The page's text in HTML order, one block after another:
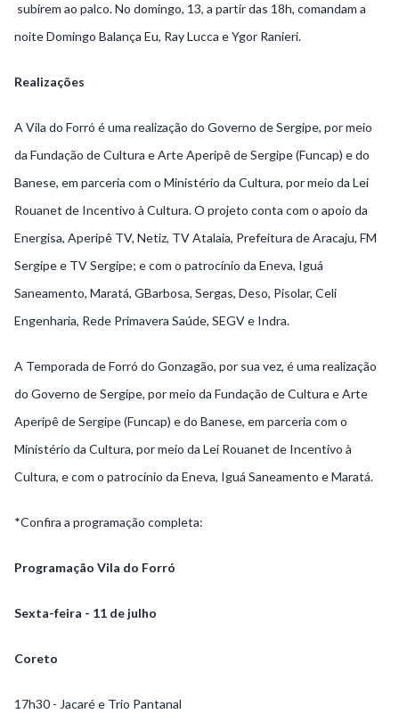
subirem ao palco. No domingo, 13, a partir das 18h, comandam a
noite Domingo Balança Eu, Ray Lucca e Ygor Ranieri.
Realizações
A Vila do Forró é uma realização do Governo de Sergipe, por meio
da Fundação de Cultura e Arte Aperipê de Sergipe (Funcap) e do
Banese, em parceria com o Ministério da Cultura, por meio da Lei
Rouanet de Incentivo à Cultura. O projeto conta com o apoio da
Energisa, Aperipê TV, Netiz, TV Atalaia, Prefeitura de Aracaju, FM
Sergipe e TV Sergipe; e com o patrocínio da Eneva, Iguá
Saneamento, Maratá, GBarbosa, Sergas, Deso, Pisolar, Celi
Engenharia, Rede Primavera Saúde, SEGV e Indra.
A Temporada de Forró do Gonzagão, por sua vez, é uma realização
do Governo de Sergipe, por meio da Fundação de Cultura e Arte
Aperipê de Sergipe (Funcap) e do Banese, em parceria com o
Ministério da Cultura, por meio da Lei Rouanet de Incentivo à
Cultura, e com o patrocínio da Eneva, Iguá Saneamento e Maratá.
*Confira a programação completa:
Programação Vila do Forró
Sexta-feira - 11 de julho
Coreto
17h30 - Jacaré e Trio Pantanal